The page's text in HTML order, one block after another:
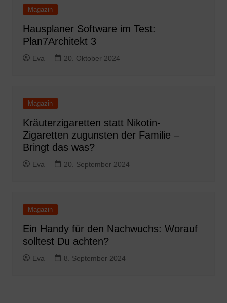
Magazin
Hausplaner Software im Test:
Plan7Architekt 3
Eva 20. Oktober 2024
Magazin
Kräuterzigaretten statt Nikotin-
Zigaretten zugunsten der Familie –
Bringt das was?
Eva 20. September 2024
Magazin
Ein Handy für den Nachwuchs: Worauf
solltest Du achten?
Eva 8. September 2024